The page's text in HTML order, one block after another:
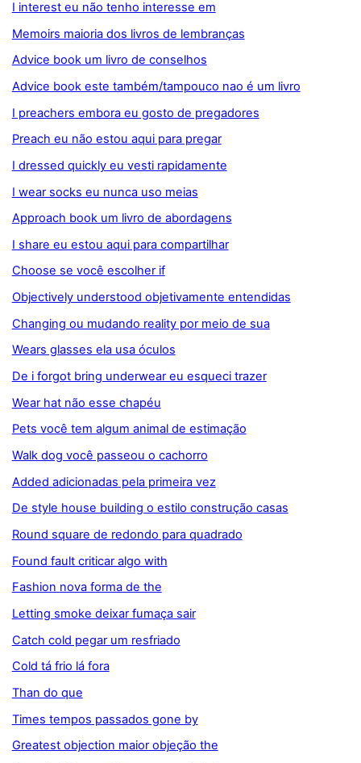
I interest eu não tenho interesse em
Memoirs maioria dos livros de lembranças
Advice book um livro de conselhos
Advice book este também/tampouco nao é um livro
I preachers embora eu gosto de pregadores
Preach eu não estou aqui para pregar
I dressed quickly eu vesti rapidamente
I wear socks eu nunca uso meias
Approach book um livro de abordagens
I share eu estou aqui para compartilhar
Choose se você escolher if
Objectively understood objetivamente entendidas
Changing ou mudando reality por meio de sua
Wears glasses ela usa óculos
De i forgot bring underwear eu esqueci trazer
Wear hat não esse chapéu
Pets você tem algum animal de estimação
Walk dog você passeou o cachorro
Added adicionadas pela primeira vez
De style house building o estilo construção casas
Round square de redondo para quadrado
Found fault criticar algo with
Fashion nova forma de the
Letting smoke deixar fumaça sair
Catch cold pegar um resfriado
Cold tá frio lá fora
Than do que
Times tempos passados gone by
Greatest objection maior objeção the